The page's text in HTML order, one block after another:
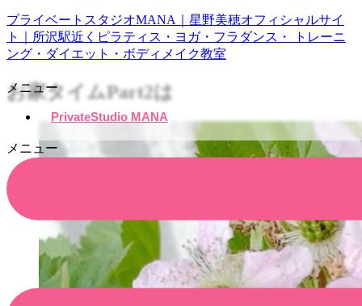
プライベートスタジオMANA｜星野美穂オフィシャルサイ
ト｜所沢駅近くピラティス・ヨガ・フラダンス・ トレーニ
ング・ダイエット・ボディメイク教室
メニュー
PrivateStudio MANA
メニュー
お家タイムPart2は